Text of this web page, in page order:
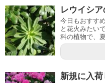
レウイシア
今日もおすす
と花火みたい
科の植物で、
新規に入荷